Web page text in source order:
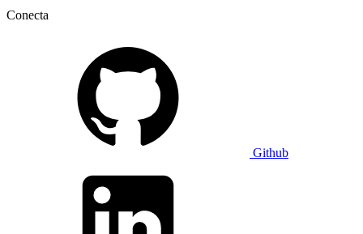
Conecta
Github